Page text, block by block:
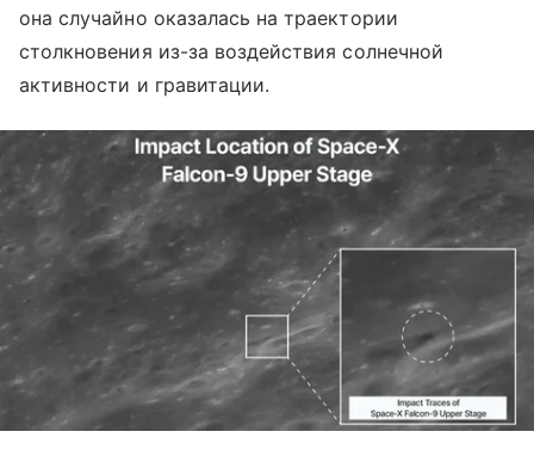
она случайно оказалась на траектории
столкновения из-за воздействия солнечной
активности и гравитации.